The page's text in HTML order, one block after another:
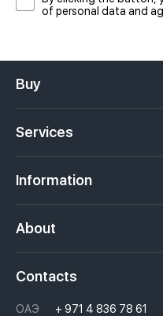
of personal data and
Buy
Apartments in Dubai
Penthouse in Dubai
Services
Rent a property in Dubai,
Недвижимость за
Information
Laws
Questions And Answers
About
Contacts
ОАЭ + 971 4 836 78 61